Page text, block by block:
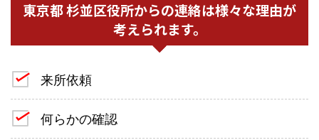
東京都 杉並区役所からの連絡は様々な理由が
考えられます。
来所依頼
何らかの確認